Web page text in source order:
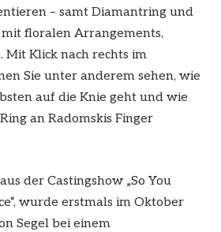
– samt Diamantring und
floralen Arrangements,
Mit Klick nach rechts im
Sie unter anderem sehen, wie
auf die Knie geht und wie
an Radomskis Finger
der Castingshow „So You
wurde erstmals im Oktober
Segel bei einem